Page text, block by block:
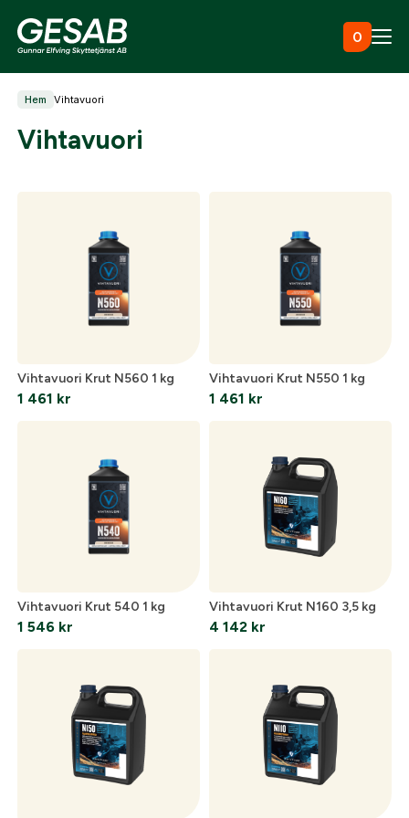
0
Ammunition
Jaktkläder & skor
Måltavlor
Vapen
Optik
Mitt konto
Hem Vihtavuori
Vihtavuori
Vihtavuori Krut N560 1 kg
1 461 kr
Vihtavuori Krut N550 1 kg
1 461 kr
Vihtavuori Krut 540 1 kg
1 546 kr
Vihtavuori Krut N160 3,5 kg
4 142 kr